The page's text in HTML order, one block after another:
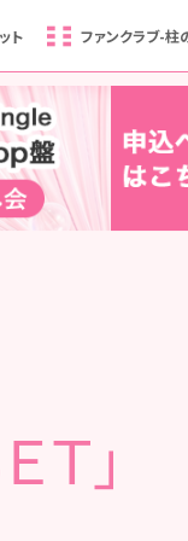
ト ファンクラブ-柱
Ｔ」